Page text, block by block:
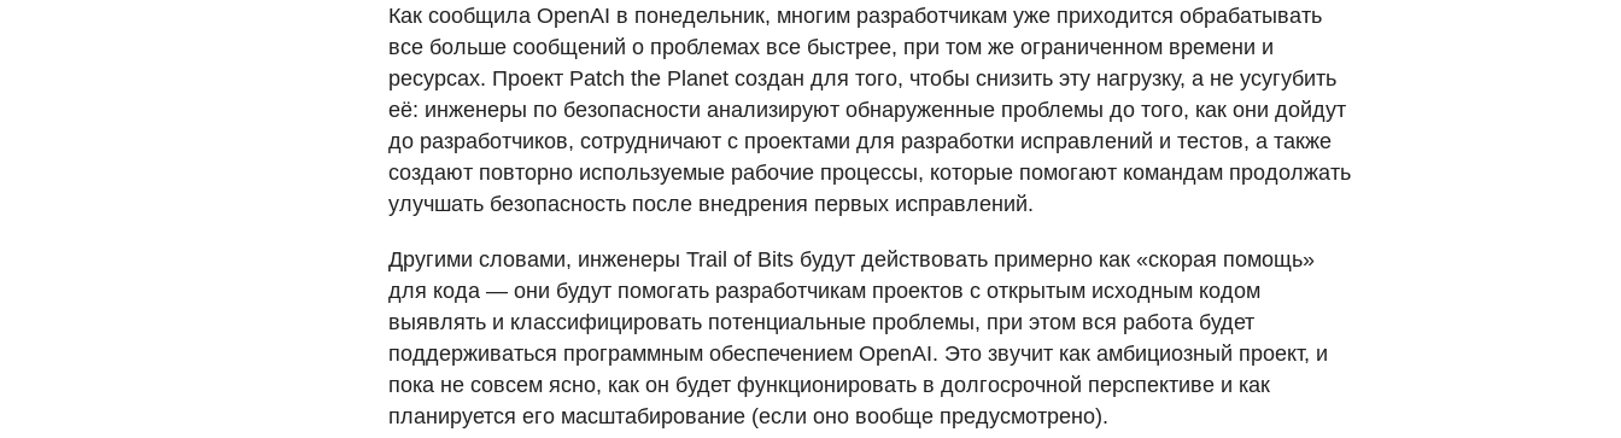
Как сообщила OpenAI в понедельник, многим разработчикам уже приходится обрабатывать
все больше сообщений о проблемах все быстрее, при том же ограниченном времени и
ресурсах. Проект Patch the Planet создан для того, чтобы снизить эту нагрузку, а не усугубить
её: инженеры по безопасности анализируют обнаруженные проблемы до того, как они дойдут
до разработчиков, сотрудничают с проектами для разработки исправлений и тестов, а также
создают повторно используемые рабочие процессы, которые помогают командам продолжать
улучшать безопасность после внедрения первых исправлений.
Другими словами, инженеры Trail of Bits будут действовать примерно как «скорая помощь»
для кода — они будут помогать разработчикам проектов с открытым исходным кодом
выявлять и классифицировать потенциальные проблемы, при этом вся работа будет
поддерживаться программным обеспечением OpenAI. Это звучит как амбициозный проект, и
пока не совсем ясно, как он будет функционировать в долгосрочной перспективе и как
планируется его масштабирование (если оно вообще предусмотрено).